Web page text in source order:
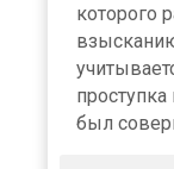
которого
был